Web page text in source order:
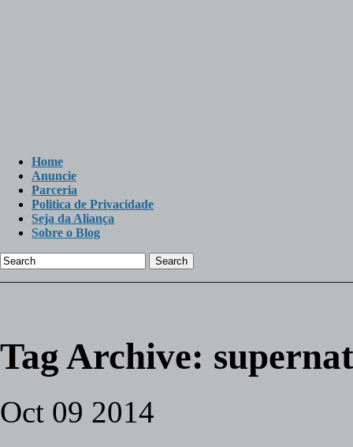
Home
Anuncie
Parceria
Politica de Privacidade
Seja da Aliança
Sobre o Blog
Search
Tag Archive:
Oct 09 2014